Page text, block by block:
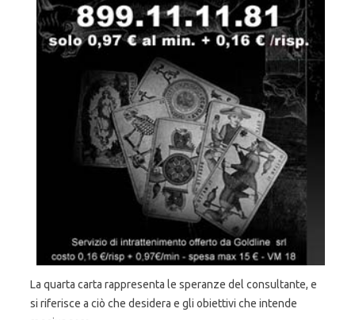
La quarta carta rappresenta le speranze del consultante, e
si riferisce a ciò che desidera e gli obiettivi che intende